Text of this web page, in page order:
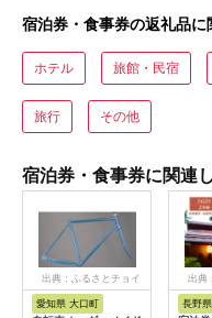
宿泊券・食事券の返礼品に
ホテル 旅館・民宿
旅行 その他
宿泊券・食事券に関連
出典：ふるさとチョイ
愛知県 大口町
出典
長野